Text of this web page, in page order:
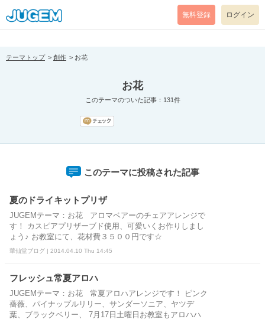
[pear_error: message="Success" code=0 mode=return level=notice
prefix="" info=""]
無料登録 ログイン
テーマトップ 創作 お花
お花
このテーマのついた記事：131件
このテーマに投稿された記事
夏のドライキットプリザ
JUGEMテーマ：お花 アロマベアーのチェアアレンジで
す！ カスピアプリザーブド使用、可愛いくお作りしまし
ょう♪ お教室にて、花材費３５００円です☆
華仙堂ブログ | 2014.04.10 Thu 14:45
フレッシュ常夏アロハ
JUGEMテーマ：お花 常夏アロハアレンジです！ ピンク
薔薇、パイナップルリリー、サンダーソニア、ヤツデ
葉、ブラックベリー、 7月17日土曜日お教室もアロハハ